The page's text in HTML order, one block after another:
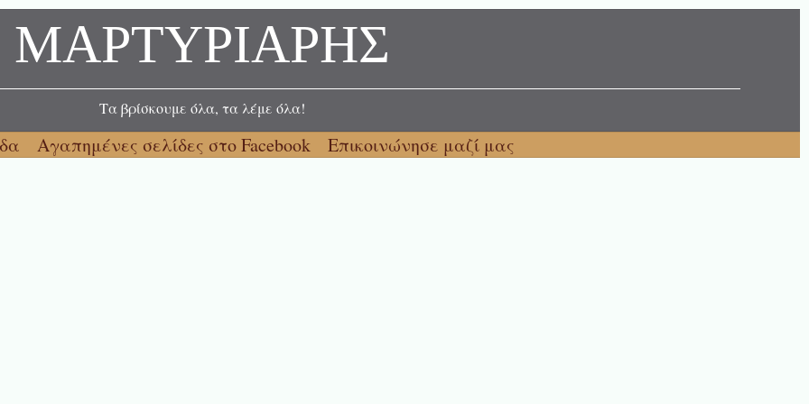
ΜΑΡΤΥΡΙΑΡΗΣ
Τα βρίσκουμε όλα, τα λέμε όλα!
Αγαπημένες σελίδες στο Facebook Επικοινώνησε μαζί μας